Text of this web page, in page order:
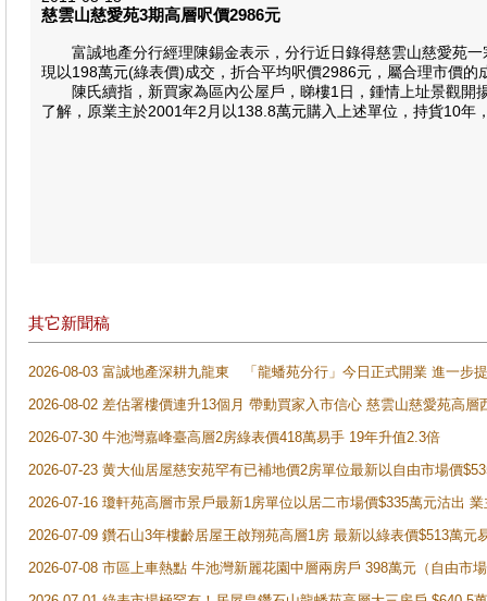
慈雲山慈愛苑3期高層呎價2986元
富誠地產分行經理陳錫金表示，分行近日錄得慈雲山慈愛苑一
現以198萬元(綠表價)成交，折合平均呎價2986元，屬合理市價的
陳氏續指，新買家為區內公屋戶，睇樓1日，鍾情上址景觀開
了解，原業主於2001年2月以138.8萬元購入上述單位，持貨10年
其它新聞稿
2026-08-03 富誠地產深耕九龍東 「龍蟠苑分行」今日正式開業 進一步
2026-08-02 差估署樓價連升13個月 帶動買家入市信心 慈雲山慈愛苑高層
2026-07-30 牛池灣嘉峰臺高層2房綠表價418萬易手 19年升值2.3倍
2026-07-23 黄大仙居屋慈安苑罕有已補地價2房單位最新以自由市場價
2026-07-16 瓊軒苑高層市景戶最新1房單位以居二市場價$335萬元沽出
2026-07-09 鑽石山3年樓齡居屋王啟翔苑高層1房 最新以綠表價$513萬元
2026-07-08 市區上車熱點 牛池灣新麗花園中層兩房戶 398萬元（自由市